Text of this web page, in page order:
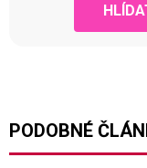
PODOBNÉ